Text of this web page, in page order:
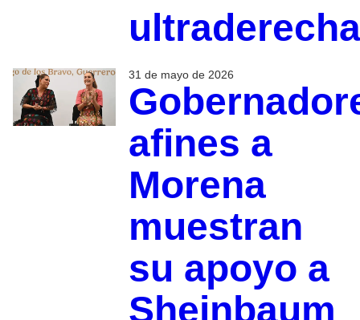
ultraderecha
31 de mayo de 2026
afines a
Morena
muestran
su apoyo a
Sheinbaum